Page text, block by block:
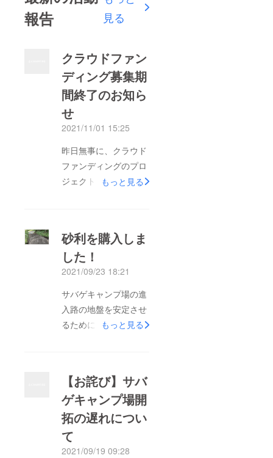
報告
見る
クラウドファン
ディング募集期
間終了のお知ら
せ
2021/11/01 15:25
昨日無事に、クラウド
ファンディングのプロ
ジェクトの募集期間が
だいた皆様、どうもあ
りがとうございまし
た。ご支援者の皆様に
つきましては、また改
めてご連絡させていた
だきます。それまでし
もっと見る
砂利を購入しま
した！
2021/09/23 18:21
サバゲキャンプ場の進
入路の地盤を安定させ
るために、砂利を購入
いるので、3回に分け
てダンプで落としてい
ました。この砂利を
レーキやスコップを
使って均しました。今
もっと見る
【お詫び】サバ
ゲキャンプ場開
拓の遅れについ
て
2021/09/19 09:28